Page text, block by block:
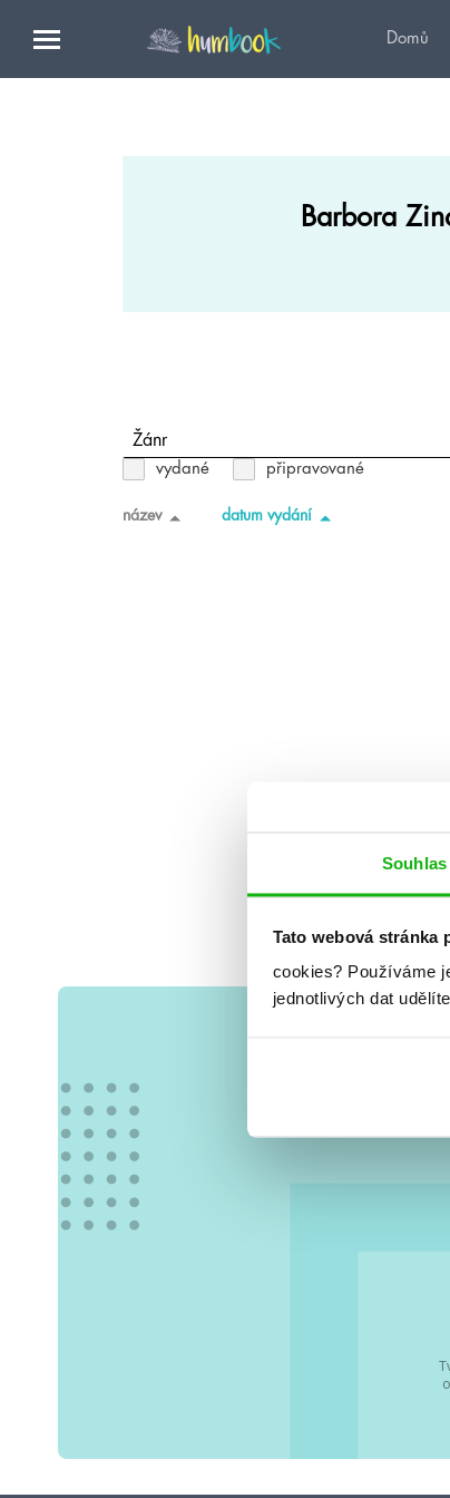
Souhlas
Tato webová stránka
cookies? Používáme
jednotlivých dat
Domů
Barbora
Žánr
vydané připravované
název datum vydání